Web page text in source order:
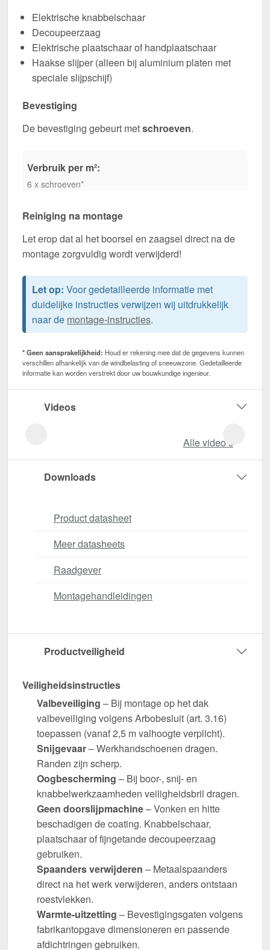
Elektrische knabbelschaar
Decoupeerzaag
Elektrische plaatschaar of handplaatschaar
Haakse slijper (alleen bij aluminium platen met
speciale slijpschijf)
Bevestiging
De bevestiging gebeurt metschroeven.
Verbruik per m²:
6 x schroeven*
Reiniging na montage
Let erop dat al het boorsel en zaagsel direct na de
montage zorgvuldig wordt verwijderd!
Let op: Voor gedetailleerde informatie met
duidelijke instructies verwijzen wij uitdrukkelijk
naar de montage-instructies.
* Geen aansprakelijkheid: Houd er rekening mee dat de gegevens kunnen
verschillen afhankelijk van de windbelasting of sneeuwzone. Gedetailleerde
informatie kan worden verstrekt door uw bouwkundige ingenieur.
Videos
Alle video‘s
Downloads
Product datasheet
Meer datasheets
Raadgever
Montagehandleidingen
Productveiligheid
Veiligheidsinstructies
Valbeveiliging – Bij montage op het dak
valbeveiliging volgens Arbobesluit (art. 3.16)
toepassen (vanaf 2,5 m valhoogte verplicht).
Snijgevaar– Werkhandschoenen dragen.
Randen zijn scherp.
Oogbescherming – Bij boor-, snij- en
knabbelwerkzaamheden veiligheidsbril dragen.
Geen doorslijpmachine– Vonken en hitte
beschadigen de coating. Knabbelschaar,
plaatschaar of fijngetande decoupeerzaag
gebruiken.
Spaanders verwijderen – Metaalspaanders
direct na het werk verwijderen, anders ontstaan
roestvlekken.
Warmte-uitzetting – Bevestigingsgaten volgens
fabrikantopgave dimensioneren en passende
afdichtringen gebruiken.